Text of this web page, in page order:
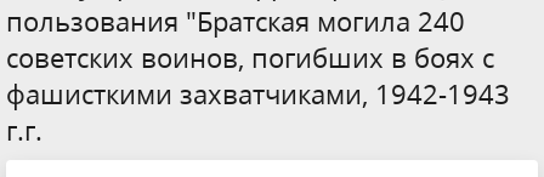
пользования "Братская могила 240
советских воинов, погибших в боях с
фашисткими захватчиками, 1942-1943
г.г.